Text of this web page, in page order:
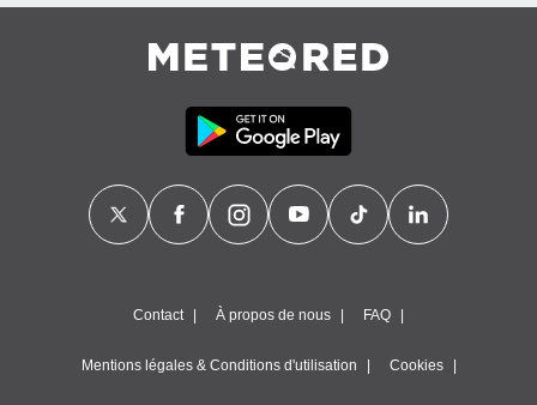
Contact À propos de nous FAQ
Mentions légales & Conditions d'utilisation Cookies